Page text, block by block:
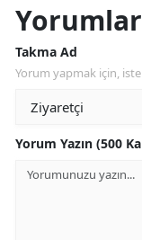
Yorumlar
Takma Ad
Yorum yapmak için,
Yorum Yazın (500